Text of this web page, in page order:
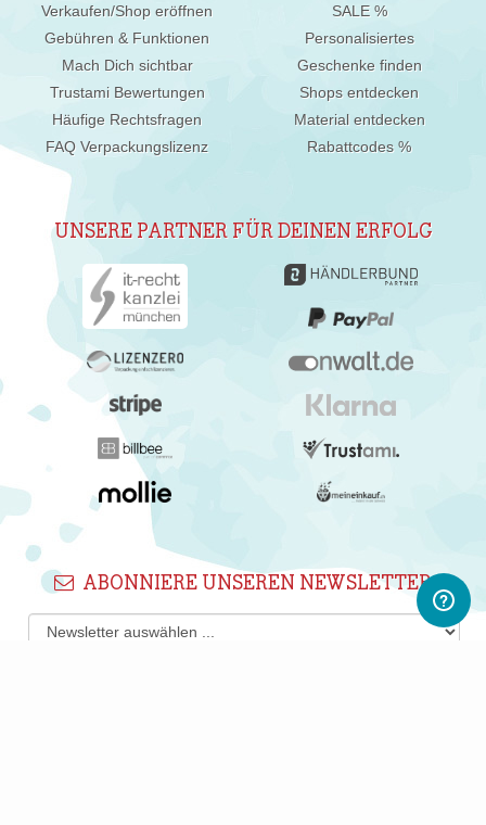
Verkaufen/Shop eröffnen
Gebühren & Funktionen
Mach Dich sichtbar
Trustami Bewertungen
Häufige Rechtsfragen
FAQ Verpackungslizenz
SALE %
Personalisiertes
Geschenke finden
Shops entdecken
Material entdecken
Rabattcodes %
UNSERE PARTNER FÜR DEINEN ERFOLG
ABONNIERE UNSEREN NEWSLETTER